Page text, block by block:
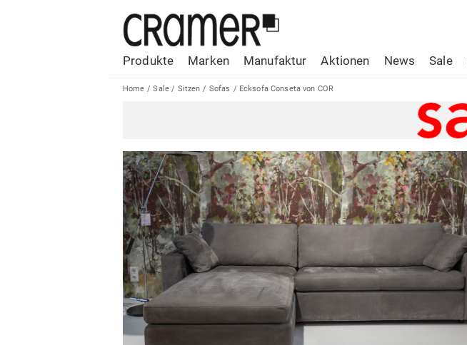
Produkte Marken Manufaktur Aktionen News Sale
Home /Sale / Sitzen / Sofas / Ecksofa Conseta von COR